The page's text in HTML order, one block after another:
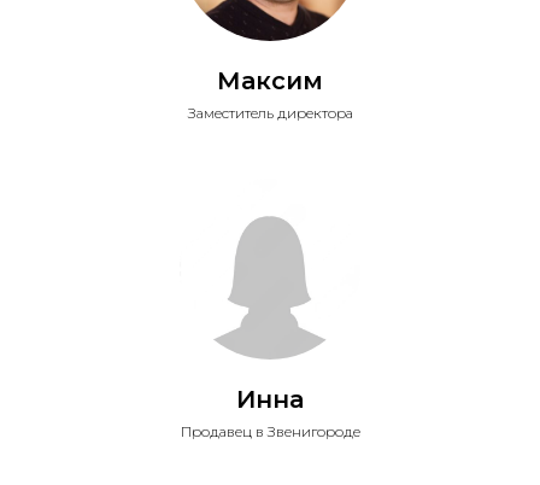
Максим
Заместитель директора
Инна
Продавец в Звенигороде